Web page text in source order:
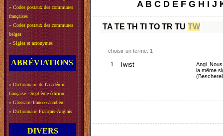
» Codes postaux des communes
françaises
» Codes postaux des communes
belges
» Sigles et acronymes
ABRÉVIATIONS
» Dictionnaire de l'académie
française - Septième édition
» Glossaire franco-canadien
» Dictionnaire Français-Anglais
DIVERS
A B C D E F G H I J
TA TE TH TI TO TR TU TW
choisir un terme: 1
1. Twist
Angl.
la même